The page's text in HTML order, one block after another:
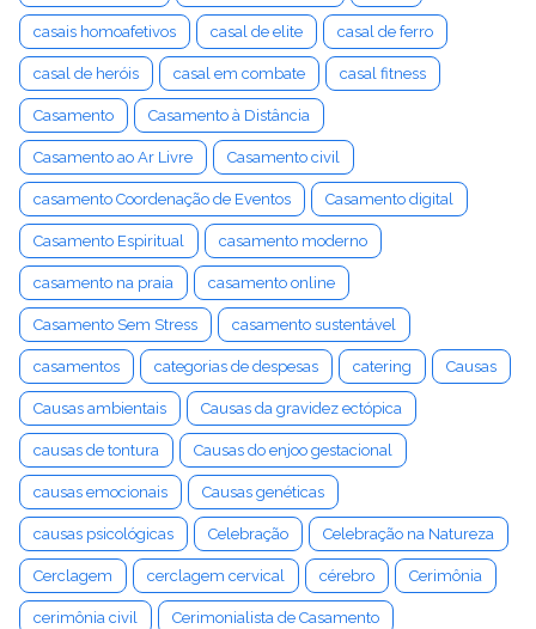
casais homoafetivos casal de elite casal de ferro
casal de heróis casal em combate casal fitness
Casamento Casamento à Distância
Casamento ao Ar Livre Casamento civil
casamento Coordenação de Eventos Casamento digital
Casamento Espiritual casamento moderno
casamento na praia casamento online
Casamento Sem Stress casamento sustentável
casamentos categorias de despesas catering Causas
Causas ambientais Causas da gravidez ectópica
causas de tontura Causas do enjoo gestacional
causas emocionais Causas genéticas
causas psicológicas Celebração Celebração na Natureza
Cerclagem cerclagem cervical cérebro Cerimônia
cerimônia civil Cerimonialista de Casamento